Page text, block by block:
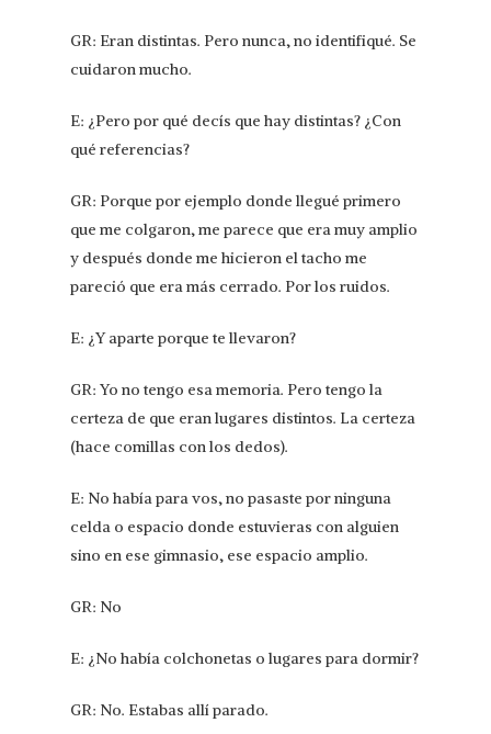
GR: Eran distintas. Pero nunca, no identifiqué. Se
cuidaron mucho.
E: ¿Pero por qué decís que hay distintas? ¿Con
qué referencias?
GR: Porque por ejemplo donde llegué primero
que me colgaron, me parece que era muy amplio
y después donde me hicieron el tacho me
pareció que era más cerrado. Por los ruidos.
E: ¿Y aparte porque te llevaron?
GR: Yo no tengo esa memoria. Pero tengo la
certeza de que eran lugares distintos. La certeza
(hace comillas con los dedos).
E: No había para vos, no pasaste por ninguna
celda o espacio donde estuvieras con alguien
sino en ese gimnasio, ese espacio amplio.
GR: No
E: ¿No había colchonetas o lugares para dormir?
GR: No. Estabas allí parado.